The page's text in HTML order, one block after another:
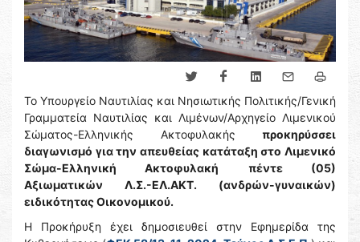
Το Υπουργείο Ναυτιλίας και Νησιωτικής Πολιτικής/Γενική
Γραμματεία Ναυτιλίας και Λιμένων/Αρχηγείο Λιμενικού
Σώματος-Ελληνικής Ακτοφυλακής προκηρύσσει
διαγωνισμό για την απευθείας κατάταξη στο Λιμενικό
Σώμα-Ελληνική Ακτοφυλακή
πέντε (05)
Αξιωματικών Λ.Σ.-ΕΛ.ΑΚΤ. (ανδρών-γυναικών)
ειδικότητας Οικονομικού.
Η Προκήρυξη έχει δημοσιευθεί στην Εφημερίδα της